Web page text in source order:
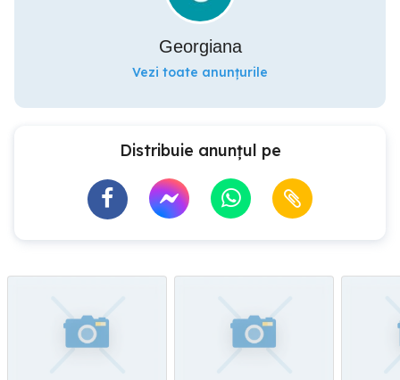
Georgiana
Vezi toate anunțurile
Distribuie anunțul pe